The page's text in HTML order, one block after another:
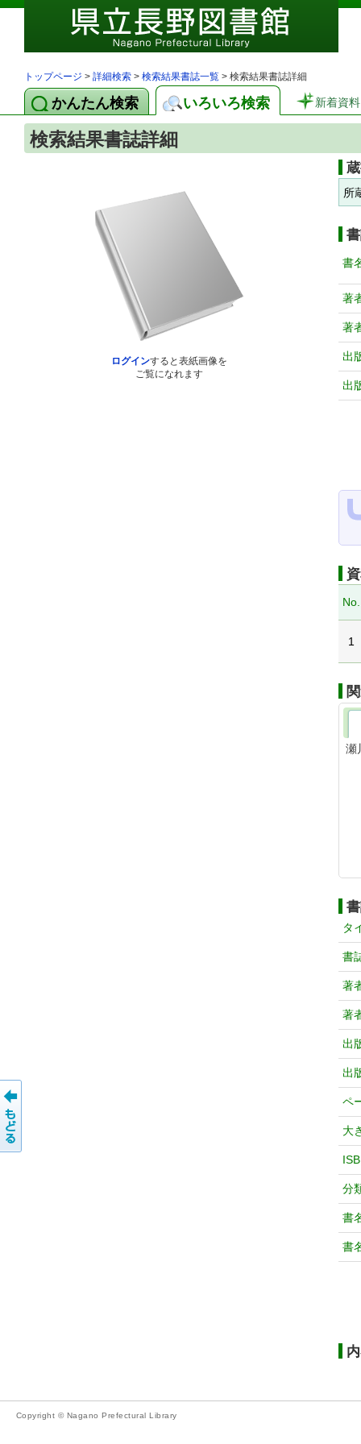
トップページ > 詳細検索 > 検索結果書誌一覧 > 検索結果書誌詳細
かんたん検索 いろいろ検索 新着資料
検索結果書誌詳細
ログインすると表紙画像を
ご覧になれます
所
書
著
著
出
出
No.
1
瀬
タ
書
著
著
出
出
ペ
大
分
書
書
Copyright © Nagano Prefectural Library